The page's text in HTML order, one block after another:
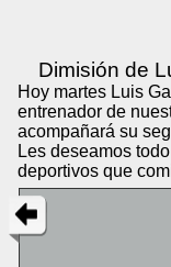
Dimisión de
Hoy martes Luis
entrenador de
acompañará su
Les deseamos
deportivos que